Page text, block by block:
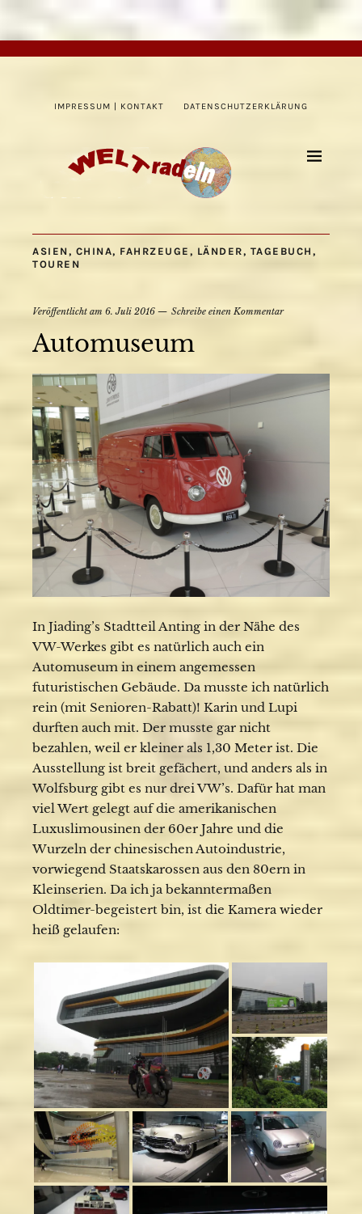
IMPRESSUM | KONTAKT DATENSCHUTZERKLÄRUNG
ASIEN , CHINA, FAHRZEUGE , LÄNDER, TAGEBUCH ,
TOUREN
Veröffentlicht am 6. Juli 2016 Schreibe einen Kommentar
Automuseum
In Jiading’s Stadtteil Anting in der Nähe des
VW-Werkes gibt es natürlich auch ein
Automuseum in einem angemessen
futuristischen Gebäude. Da musste ich natürlich
rein (mit Senioren-Rabatt)! Karin und Lupi
durften auch mit. Der musste gar nicht
bezahlen, weil er kleiner als 1,30 Meter ist. Die
Ausstellung ist breit gefächert, und anders als in
Wolfsburg gibt es nur drei VW’s. Dafür hat man
viel Wert gelegt auf die amerikanischen
Luxuslimousinen der 60er Jahre und die
Wurzeln der chinesischen Autoindustrie,
vorwiegend Staatskarossen aus den 80ern in
Kleinserien. Da ich ja bekanntermaßen
Oldtimer-begeistert bin, ist die Kamera wieder
heiß gelaufen: